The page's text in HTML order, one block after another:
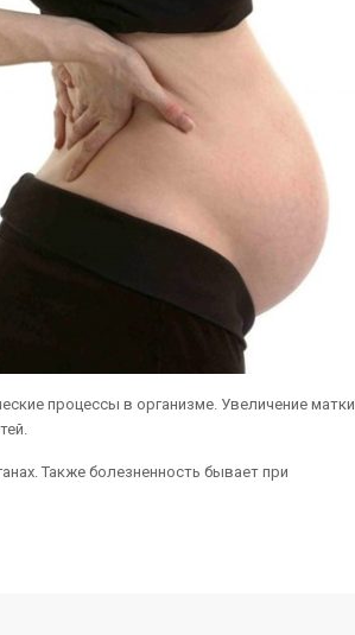
процессы в организме. Увеличение матки
Также болезненность бывает при